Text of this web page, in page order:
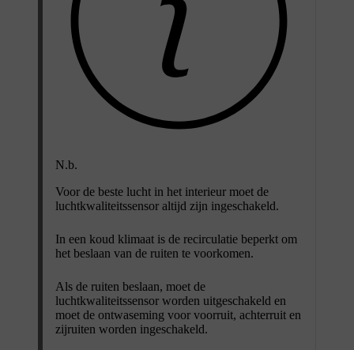
N.b.
Voor de beste lucht in het interieur moet de
luchtkwaliteitssensor altijd zijn ingeschakeld.
In een koud klimaat is de recirculatie beperkt om
het beslaan van de ruiten te voorkomen.
Als de ruiten beslaan, moet de
luchtkwaliteitssensor worden uitgeschakeld en
moet de ontwaseming voor voorruit, achterruit en
zijruiten worden ingeschakeld.